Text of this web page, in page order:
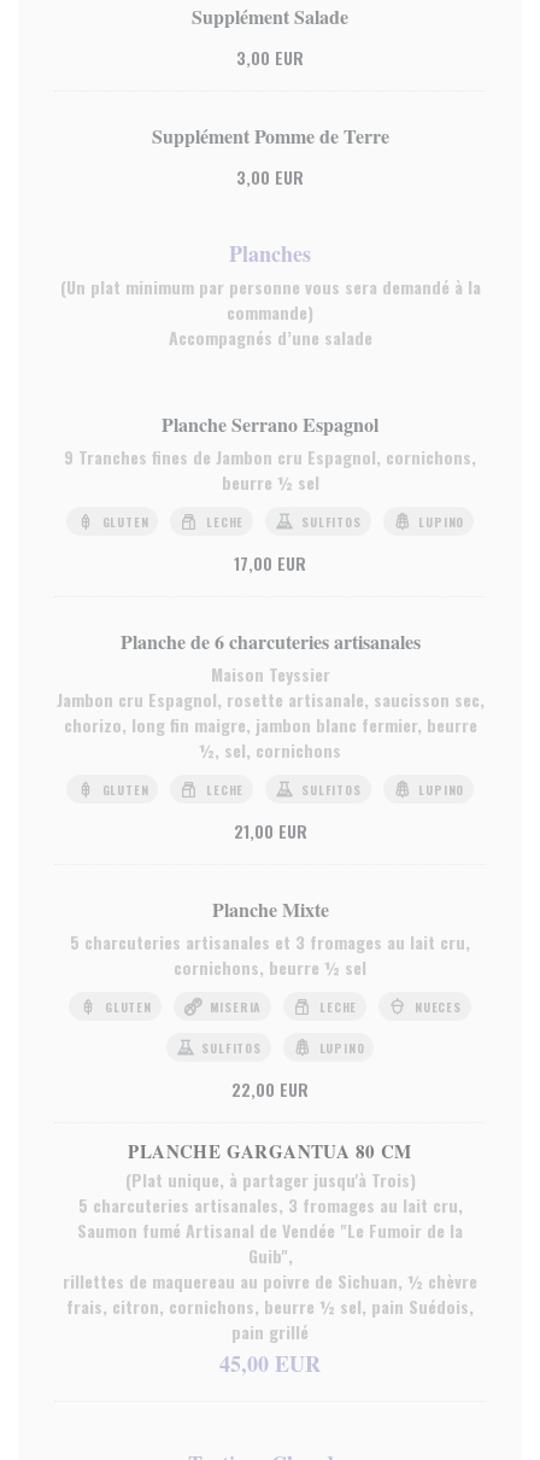
Supplément Salade
3,00 EUR
Supplément Pomme de Terre
3,00 EUR
Planches
(Un plat minimum par personne vous sera demandé à la
commande)
Accompagnés d’une salade
Planche Serrano Espagnol
9 Tranches fines de Jambon cru Espagnol, cornichons,
beurre ½ sel
GLUTEN LECHE SULFITOS LUPINO
17,00 EUR
Planche de 6 charcuteries artisanales
Maison Teyssier
Jambon cru Espagnol, rosette artisanale, saucisson sec,
chorizo, long fin maigre, jambon blanc fermier, beurre
½, sel, cornichons
GLUTEN LECHE SULFITOS LUPINO
21,00 EUR
Planche Mixte
5 charcuteries artisanales et 3 fromages au lait cru,
cornichons, beurre ½ sel
GLUTEN MISERIA LECHE NUECES
SULFITOS LUPINO
22,00 EUR
PLANCHE GARGANTUA 80 CM
(Plat unique, à partager jusqu'à Trois)
5 charcuteries artisanales, 3 fromages au lait cru,
Saumon fumé Artisanal de Vendée "Le Fumoir de la
Guib",
rillettes de maquereau au poivre de Sichuan, ½ chèvre
frais, citron, cornichons, beurre ½ sel, pain Suédois,
pain grillé
45,00 EUR